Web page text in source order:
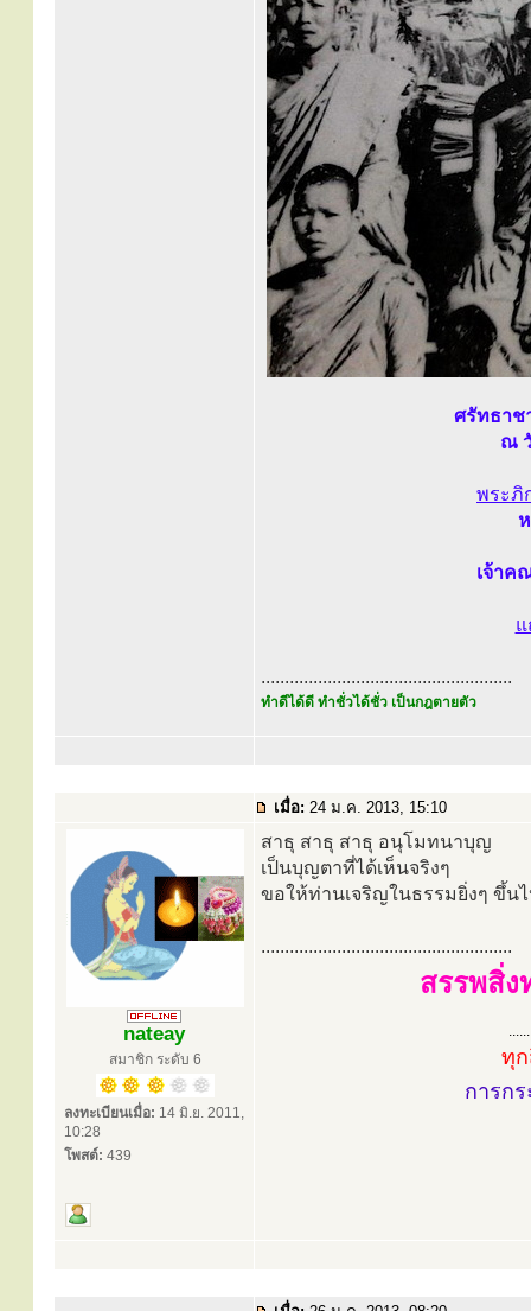
ศรัทธาช
ณ
พระภิ
เจ้าค
แ
.....................................................
ทำดีได้ดี ทำชั่วได้ชั่ว เป็นกฎตายตัว
เมื่อ: 24 ม.ค. 2013, 15:10
nateay
สมาชิก ระดับ 6
ลงทะเบียนเมื่อ: 14 มิ.ย. 2011,
10:28
โพสต์: 439
สาธุ สาธุ สาธุ อนุโมทนาบุญ
เป็นบุญตาที่ได้เห็นจริงๆ
ขอให้ท่านเจริญในธรรมยิ่งๆ ขึ้น
.....................................................
สรรพสิ่
ทุ
การก